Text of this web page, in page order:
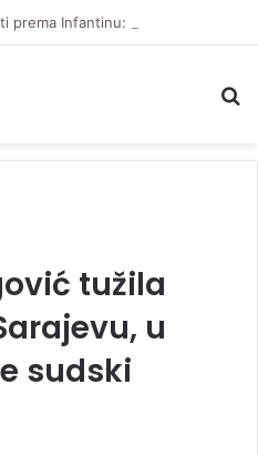
tužila
u
sudski